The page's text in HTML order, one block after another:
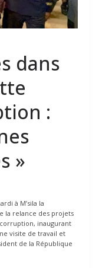
dans
:
»
à M’sila la
la relance des projets
inaugurant
visite de travail et
de la République